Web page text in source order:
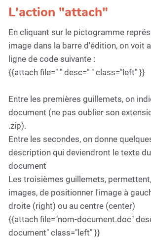
L'action "attach"
En cliquant sur le pictogramme
image dans la barre d'édition, on voit
ligne de code suivante :
{{attach file=" " desc=" " class="left" }}
Entre les premières guillemets, on
document (ne pas oublier son
.zip).
Entre les secondes, on donne
description qui deviendront le texte
document
Les troisièmes guillemets,
images, de positionner l'image à
droite (right) ou au centre (center)
{{attach file="nom-document.doc"
document" class="left" }}